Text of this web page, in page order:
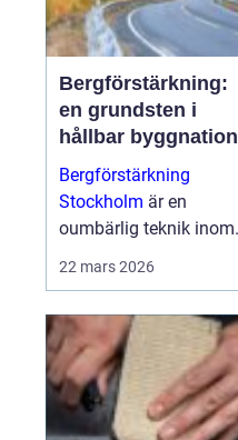
Bergförstärkning:
en grundsten i
hållbar byggnation
Bergförstärkning
Stockholm är en
oumbärlig teknik inom
22 mars 2026